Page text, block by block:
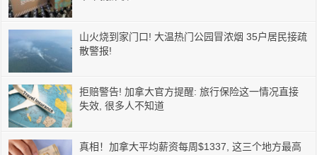
山火烧到家门口! 大温热门公园冒浓烟 35户居民接疏
散警报!
拒赔警告! 加拿大官方提醒: 旅行保险这一情况直接
失效, 很多人不知道
真相！加拿大平均薪资每周$1337, 这三个地方最高